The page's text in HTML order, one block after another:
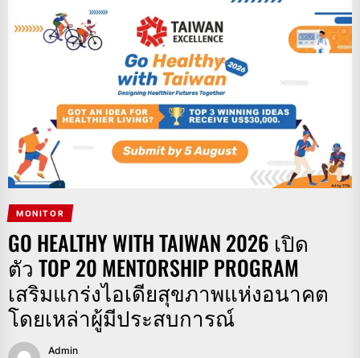
MONITOR
GO HEALTHY WITH TAIWAN 2026 เปิด
ตัว TOP 20 MENTORSHIP PROGRAM
เสริมแกร่งไอเดียสุขภาพแห่งอนาคต
โดยเหล่าผู้มีประสบการณ์
Admin